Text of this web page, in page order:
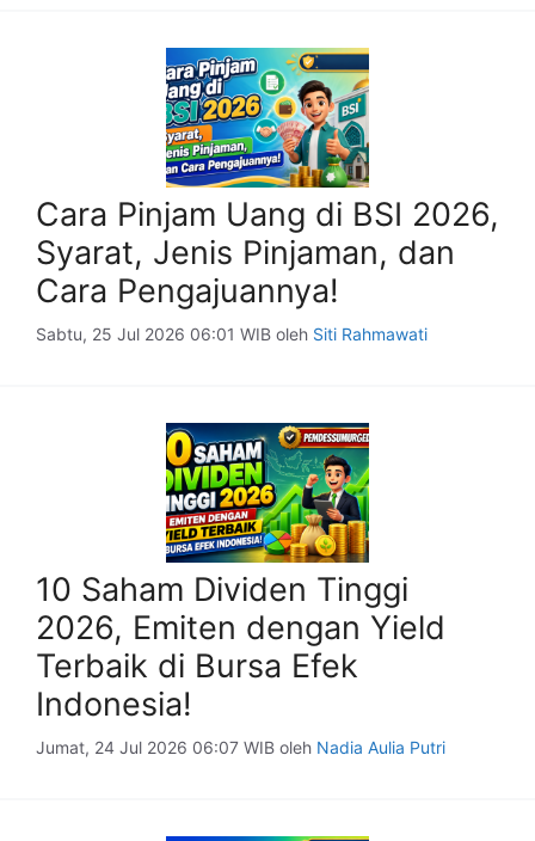
Cara Pinjam Uang di BSI 2026,
Syarat, Jenis Pinjaman, dan
Cara Pengajuannya!
Sabtu, 25 Jul 2026 06:01 WIB oleh Siti Rahmawati
10 Saham Dividen Tinggi
2026, Emiten dengan Yield
Terbaik di Bursa Efek
Indonesia!
Jumat, 24 Jul 2026 06:07 WIB oleh Nadia Aulia Putri